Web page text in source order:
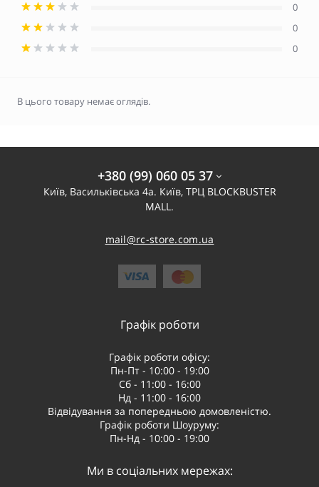
0
0
0
В цього товару немає оглядів.
+380 (99) 060 05 37
Київ, Васильківська 4а. Київ, ТРЦ BLOCKBUSTER
MALL.
mail@rc-store.com.ua
Графік роботи
Графік роботи офісу:
Пн-Пт - 10:00 - 19:00
Сб - 11:00 - 16:00
Нд - 11:00 - 16:00
Відвідування за попередньою домовленістю.
Графік роботи Шоуруму:
Пн-Нд - 10:00 - 19:00
Ми в соціальних мережах: